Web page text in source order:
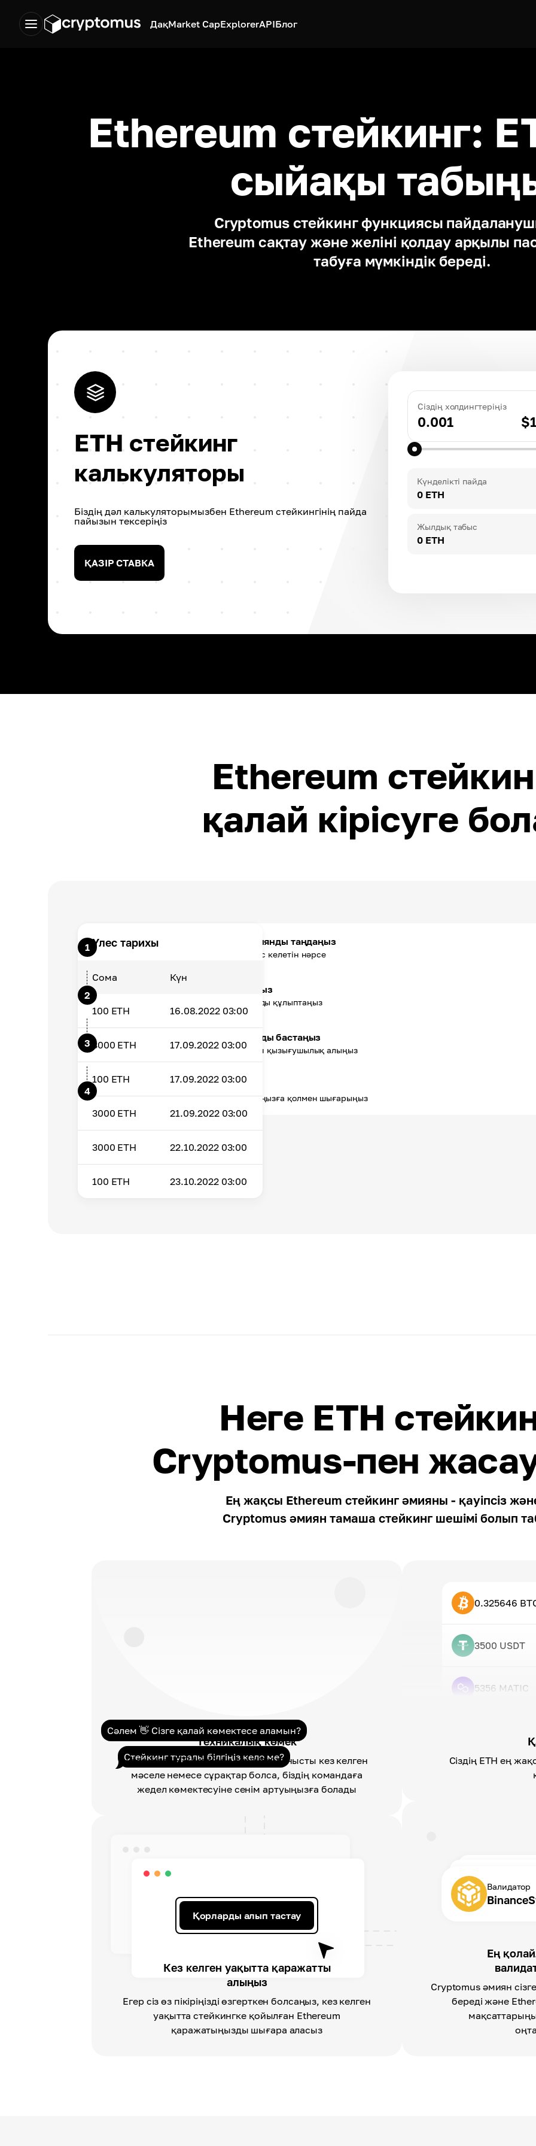
ДақMarket CapExplorerAPIБлог
Ethereum стейкинг:
сыйақы
Cryptomus стейкинг функциясы
Ethereum сақтау және желіні қолдау арқылы
ETH стейкинг
калькуляторы
Біздің дәл калькуляторымызбен Ethereum стейкингінің пайда
пайызын тексеріңіз
ҚАЗІР СТАВКА
Сіздің холдингтеріңіз
0.001 $
Күнделікті пайда
0 ETH
Жылдық табыс
0 ETH
Ethereum
қалай кірісуге
Үлес тарихы
Сома Күн
100 ETH 16.08.2022 03:00
3000 ETH 17.09.2022 03:00
100 ETH 17.09.2022 03:00
3000 ETH 21.09.2022 03:00
3000 ETH 22.10.2022 03:00
100 ETH 23.10.2022 03:00
1 ETH стейкинг үшін ең жақсы әмиянды таңдаңыз
Cryptomus - барлығына жақсы сәйкес келетін нәрсе
2 Сіздің Ethereum стейкинг жасаңыз
Cryptomus әмиянында қаражатыңызды құлыптаңыз
3 ETH стейкинг сыйақыларын алуды бастаңыз
Валидатор блоктарды жасаған сайын қызығушылық алыңыз
4 Пайданы талап ету
ETH стейкинг сыйақыларын әмияныңызға қолмен шығарыңыз
Неге ETH
Cryptomus-пен
Ең жақсы Ethereum стейкинг әмияны - қауіпсіз
Cryptomus әмиян тамаша стейкинг шешімі болып
Сәлем 👋 Сізге қалай көмектесе аламын?
Стейкинг туралы білгіңіз келе ме?
Техникалық көмек
Егер сізде ETH стейкингпен байланысты кез келген
мәселе немесе сұрақтар болса, біздің командаға
жедел көмектесуіне сенім артуыңызға болады
Қорларды алып тастау
Кез келген уақытта қаражатты
алыңыз
Егер сіз өз пікіріңізді өзгерткен болсаңыз, кез келген
уақытта стейкингке қойылған Ethereum
қаражатыңызды шығара аласыз
0.325646
3500 USDT
5356 MATIC
Сіздің ETH ең
Валидатор
Ең
Cryptomus әмиян
береді және